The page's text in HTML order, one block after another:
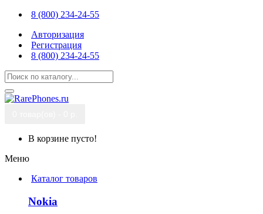
8 (800) 234-24-55
Авторизация
Регистрация
8 (800) 234-24-55
В корзине пусто!
Меню
Каталог товаров
Nokia